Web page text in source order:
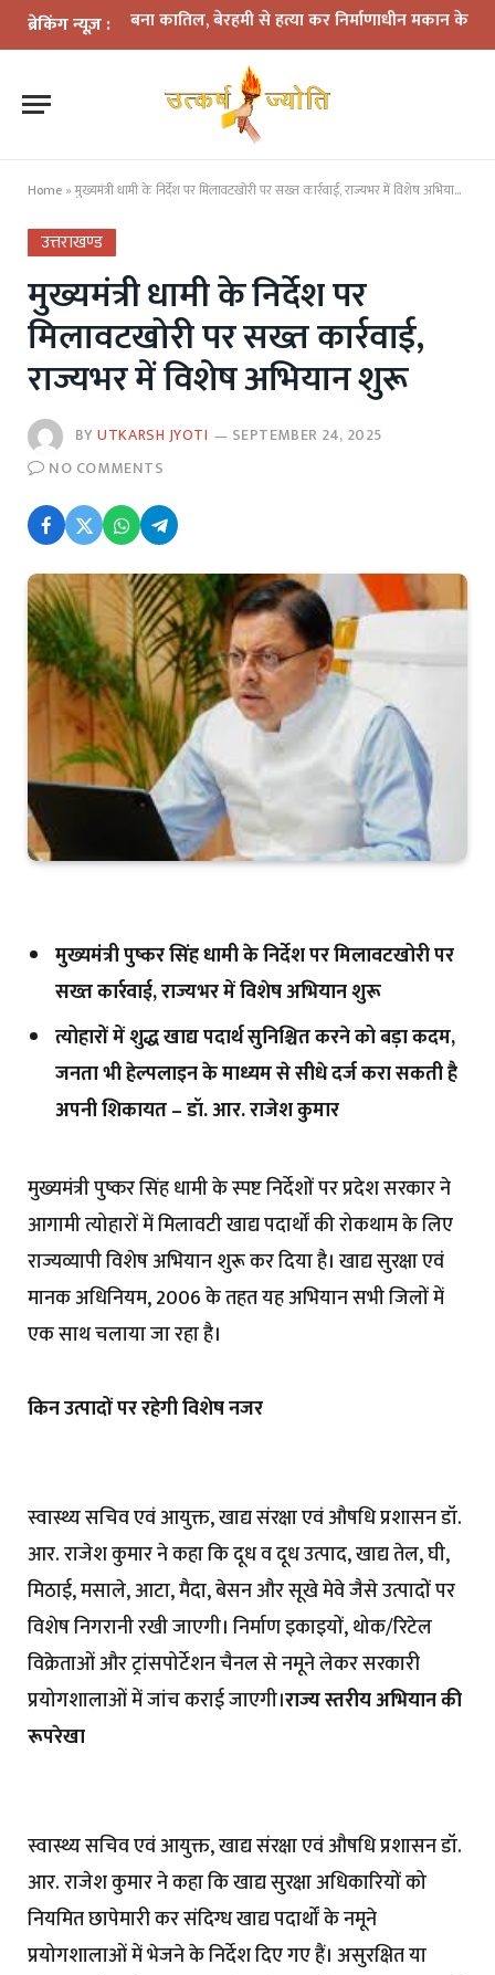
ब्रेकिंग न्यूज़ :
दोस्त बना कातिल, बेरहमी से हत्या कर निर्माणाधीन मकान के पास फेंका शव
Home »मुख्यमंत्री धामी के निर्देश पर मिलावटखोरी पर सख्त कार्रवाई, राज्यभर में विशेष अभियान शुरू
उत्तराखण्ड
मुख्यमंत्री धामी के निर्देश पर
मिलावटखोरी पर सख्त कार्रवाई,
राज्यभर में विशेष अभियान शुरू
BYUTKARSH JYOTI
SEPTEMBER 24, 2025
NO COMMENTS
मुख्यमंत्री पुष्कर सिंह धामी के निर्देश पर मिलावटखोरी पर
सख्त कार्रवाई, राज्यभर में विशेष अभियान शुरू
त्योहारों में शुद्ध खाद्य पदार्थ सुनिश्चित करने को बड़ा कदम,
जनता भी हेल्पलाइन के माध्यम से सीधे दर्ज करा सकती है
अपनी शिकायत – डॉ. आर. राजेश कुमार
मुख्यमंत्री पुष्कर सिंह धामी के स्पष्ट निर्देशों पर प्रदेश सरकार ने
आगामी त्योहारों में मिलावटी खाद्य पदार्थों की रोकथाम के लिए
राज्यव्यापी विशेष अभियान शुरू कर दिया है। खाद्य सुरक्षा एवं
मानक अधिनियम, 2006 के तहत यह अभियान सभी जिलों में
एक साथ चलाया जा रहा है।
किन उत्पादों पर रहेगी विशेष नजर
स्वास्थ्य सचिव एवं आयुक्त, खाद्य संरक्षा एवं औषधि प्रशासन डॉ.
आर. राजेश कुमार ने कहा कि दूध व दूध उत्पाद, खाद्य तेल, घी,
मिठाई, मसाले, आटा, मैदा, बेसन और सूखे मेवे जैसे उत्पादों पर
विशेष निगरानी रखी जाएगी। निर्माण इकाइयों, थोक/रिटेल
विक्रेताओं और ट्रांसपोर्टेशन चैनल से नमूने लेकर सरकारी
प्रयोगशालाओं में जांच कराई जाएगी।राज्य स्तरीय अभियान की
रूपरेखा
स्वास्थ्य सचिव एवं आयुक्त, खाद्य संरक्षा एवं औषधि प्रशासन डॉ.
आर. राजेश कुमार ने कहा कि खाद्य सुरक्षा अधिकारियों को
नियमित छापेमारी कर संदिग्ध खाद्य पदार्थों के नमूने
प्रयोगशालाओं में भेजने के निर्देश दिए गए हैं। असुरक्षित या